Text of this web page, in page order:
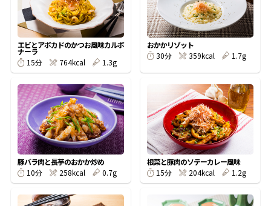
新鮮一番 『氷熟®』
『踊り節』
鰹節屋の
だしパック
エビとアボカドのかつお風味カルボ
ナーラ
15分
764kcal 1.3g
おかかリゾット
30分
359kcal 1.7g
豚バラ肉と長芋のおかか炒め
10分
258kcal 0.7g
根菜と豚肉のソテーカレー風味
15分
204kcal 1.2g